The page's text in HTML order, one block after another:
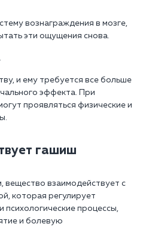
вознаграждения в мозге,
эти ощущения снова.
и ему требуется все больше
эффекта. При
проявляться физические и
гашиш
вещество взаимодействует с
которая регулирует
психологические процессы,
и болевую